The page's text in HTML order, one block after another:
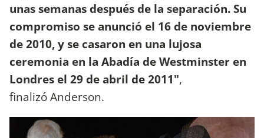
unas semanas después de la separación. Su
compromiso se anunció el 16 de noviembre
de 2010, y se casaron en una lujosa
ceremonia en la Abadía de Westminster en
Londres el 29 de abril de 2011",
finalizó Anderson.